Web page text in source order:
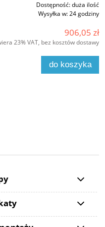
Dostępność:duża ilość
Wysyłka w:24 godziny
906,05 zł
23% VAT, bez kosztów dostawy
do koszyka